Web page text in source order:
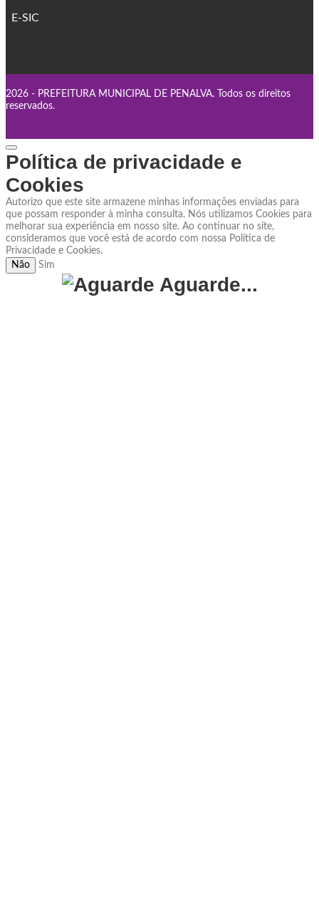
E-SIC
2026 - PREFEITURA MUNICIPAL DE PENALVA. Todos os direitos
reservados.
Política de privacidade e
Cookies
Autorizo que este site armazene minhas informações enviadas para
que possam responder à minha consulta. Nós utilizamos Cookies para
melhorar sua experiência em nosso site. Ao continuar no site,
consideramos que você está de acordo com nossa Política de
Privacidade e Cookies.
Não
Sim
Aguarde...